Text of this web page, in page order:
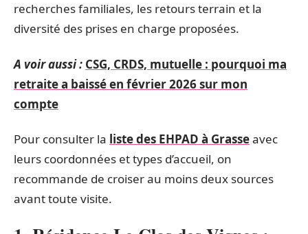
recherches familiales, les retours terrain et la
diversité des prises en charge proposées.
A voir aussi : CSG, CRDS, mutuelle : pourquoi ma
retraite a baissé en février 2026 sur mon
compte
Pour consulter la liste des EHPAD à Grasseavec
leurs coordonnées et types d’accueil, on
recommande de croiser au moins deux sources
avant toute visite.